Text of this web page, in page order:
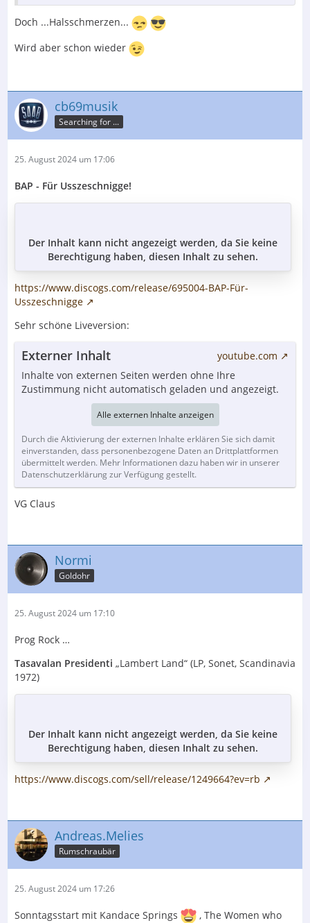
Doch ...Halsschmerzen...
Wird aber schon wieder
cb69musik
Searching for ...
25. August 2024 um 17:06
BAP - Für Usszeschnigge!
Der Inhalt kann nicht angezeigt werden, da Sie keine
Berechtigung haben, diesen Inhalt zu sehen.
https://www.discogs.com/release/695004-BAP-Für-
Usszeschnigge
Sehr schöne Liveversion:
Externer Inhalt
youtube.com
Inhalte von externen Seiten werden ohne Ihre
Zustimmung nicht automatisch geladen und angezeigt.
Alle externen Inhalte anzeigen
Durch die Aktivierung der externen Inhalte erklären Sie sich damit
einverstanden, dass personenbezogene Daten an Drittplattformen
übermittelt werden. Mehr Informationen dazu haben wir in unserer
Datenschutzerklärung zur Verfügung gestellt.
VG Claus
Normi
Goldohr
25. August 2024 um 17:10
Prog Rock …
Tasavalan Presidenti „Lambert Land“ (LP, Sonet, Scandinavia
1972)
Der Inhalt kann nicht angezeigt werden, da Sie keine
Berechtigung haben, diesen Inhalt zu sehen.
https://www.discogs.com/sell/release/1249664?ev=rb
Andreas.Melies
Rumschraubär
25. August 2024 um 17:26
Sonntagsstart mit Kandace Springs
, The Women who